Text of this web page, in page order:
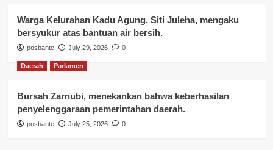
Warga Kelurahan Kadu Agung, Siti Juleha, mengaku
bersyukur atas bantuan air bersih.
posbante July 29, 2026 0
Daerah Parlamen
Bursah Zarnubi, menekankan bahwa keberhasilan
penyelenggaraan pemerintahan daerah.
posbante July 25, 2026 0